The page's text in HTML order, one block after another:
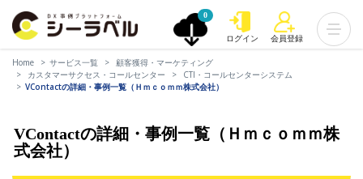
0
ログイン 会員登録
Home サービス一覧
顧客獲得・マーケティング
カスタマーサクセス・コールセンター
CTI・コールセンターシステム
VContactの詳細・事例一覧（Ｈｍｃｏｍｍ株式会社）
VContactの詳細・事例一覧（Ｈｍｃｏｍｍ株
式会社）